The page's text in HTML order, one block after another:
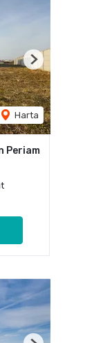
Harta
Next
Periam